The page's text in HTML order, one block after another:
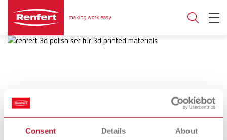
Consent Details About
3D-Druck trifft Poliersystem: